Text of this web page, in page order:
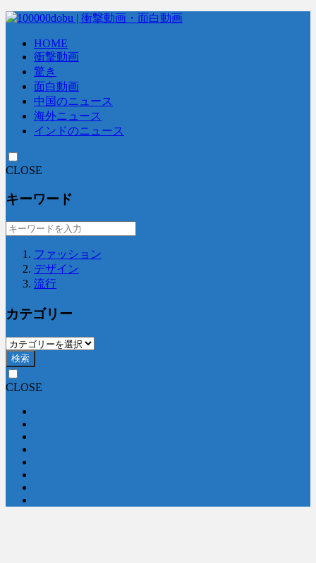
HOME
衝撃動画
驚き
面白動画
中国のニュース
海外ニュース
インドのニュース
CLOSE
キーワード
ファッション
デザイン
流行
カテゴリー
検索
CLOSE